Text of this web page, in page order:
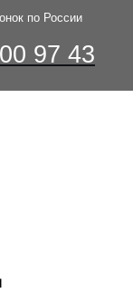
по России
97 43